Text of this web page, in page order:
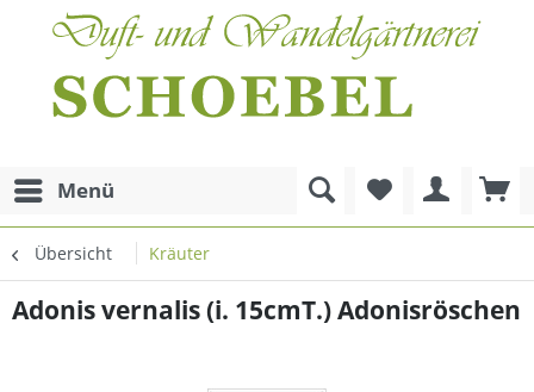
Menü
Übersicht Kräuter
Adonis vernalis (i. 15cmT.) Adonisröschen